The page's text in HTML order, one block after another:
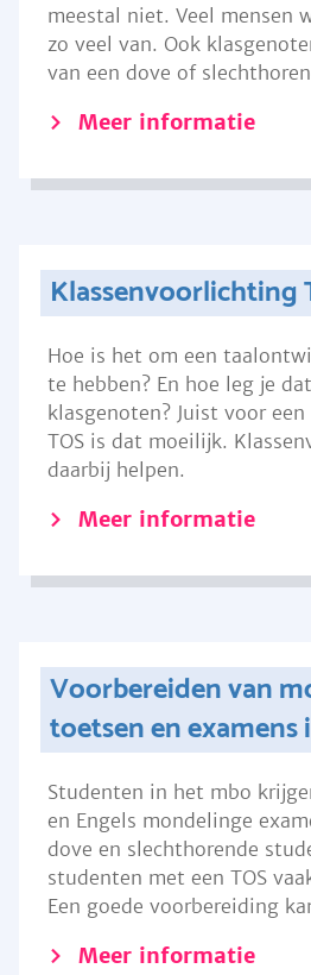
meestal niet. Veel mensen
zo veel van. Ook
van een dove of
Meer informatie
Klassenvoorlichting
Hoe is het om een
te hebben? En hoe leg je
klasgenoten? Juist voor
TOS is dat moeilijk.
daarbij helpen.
Meer informatie
Voorbereiden van
toetsen en examens
Studenten in het mbo
en Engels mondelinge
dove en slechthorende
studenten met een TOS
Een goede voorbereiding
Meer informatie